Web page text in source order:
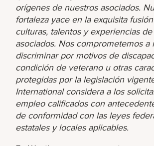
orígenes de nuestros asociados.
fortaleza yace en la exquisita
culturas, talentos y experiencias
asociados. Nos comprometemos a
discriminar por motivos de
condición de veterano u otras
protegidas por la legislación
International considera a los
empleo calificados con
de conformidad con las leyes
estatales y locales aplicables.